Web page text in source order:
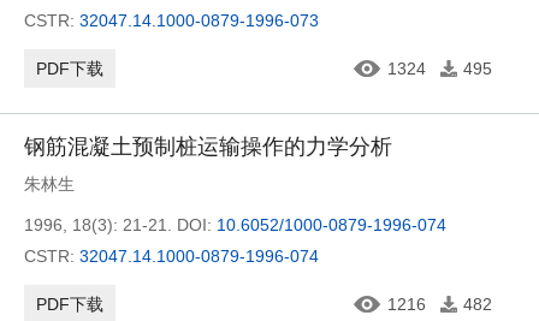
CSTR: 32047.14.1000-0879-1996-073
PDF下载 1324 495
钢筋混凝土预制桩运输操作的力学分析
朱林生
1996, 18(3): 21-21. DOI: 10.6052/1000-0879-1996-074
CSTR: 32047.14.1000-0879-1996-074
PDF下载 1216 482